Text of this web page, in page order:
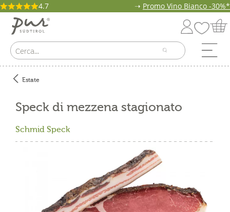
4.7 ➝ Promo Vino Bianco -30%*
Estate
Speck di mezzena stagionato
Schmid Speck